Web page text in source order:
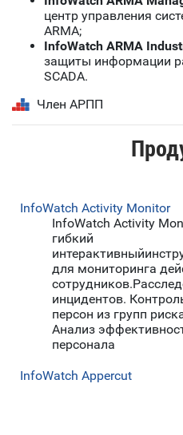
центр управления
ARMA;
InfoWatch ARMA
защиты информации
SCADA.
Член АРПП
InfoWatch Activity Monitor
InfoWatch Activity
гибкий
для мониторинга
инцидентов.
персон из групп
Анализ
персонала
InfoWatch Appercut